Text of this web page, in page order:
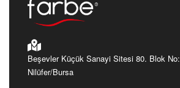
Beşevler Küçük Sanayi Sitesi 80. Blok
Nilüfer/Bursa